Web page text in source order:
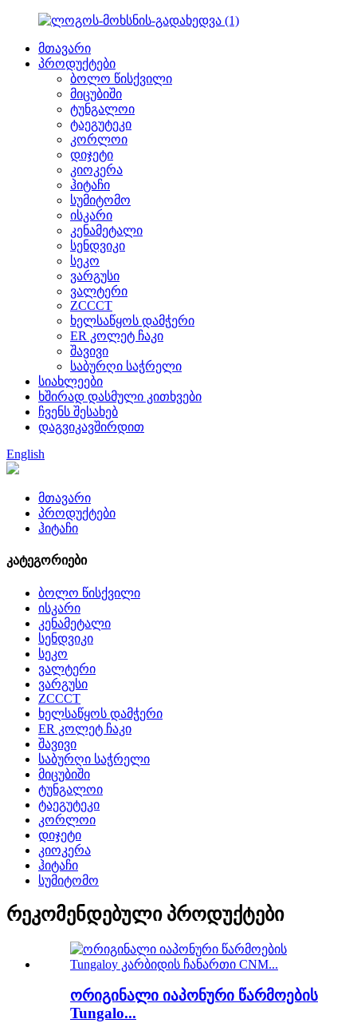
მთავარი
პროდუქტები
ბოლო წისქვილი
მიცუბიში
ტუნგალოი
ტაეგუტეკი
კორლოი
დიჯეტი
კიოკერა
ჰიტაჩი
სუმიტომო
ისკარი
კენამეტალი
სენდვიკი
სეკო
ვარგუსი
ვალტერი
ZCCCT
ხელსაწყოს დამჭერი
ER კოლეტ ჩაკი
შავივი
საბურღი საჭრელი
სიახლეები
ხშირად დასმული კითხვები
ჩვენს შესახებ
დაგვიკავშირდით
English
მთავარი
პროდუქტები
ჰიტაჩი
კატეგორიები
ბოლო წისქვილი
ისკარი
კენამეტალი
სენდვიკი
სეკო
ვალტერი
ვარგუსი
ZCCCT
ხელსაწყოს დამჭერი
ER კოლეტ ჩაკი
შავივი
საბურღი საჭრელი
მიცუბიში
ტუნგალოი
ტაეგუტეკი
კორლოი
დიჯეტი
კიოკერა
ჰიტაჩი
სუმიტომო
რეკომენდებული პროდუქტები
ორიგინალი იაპონური წარმოების
Tungalo...